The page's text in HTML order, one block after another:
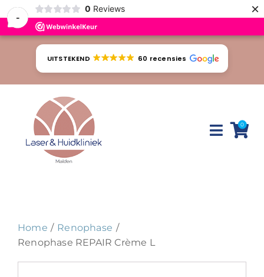
-
0 Reviews ×
UITSTEKEND 60 recensies
Toggle
Tarieven
Webshop
0
Home
Renophase
Renophase REPAIR Crème L